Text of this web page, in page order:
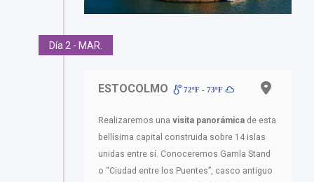
Día 2 - MAR.
ESTOCOLMO 72ºF - 73ºF
Realizaremos una visita panorámica de esta
bellísima capital construida sobre 14 islas
unidas entre sí. Conoceremos Gamla Stand
o “Ciudad entre los Puentes”, casco antiguo